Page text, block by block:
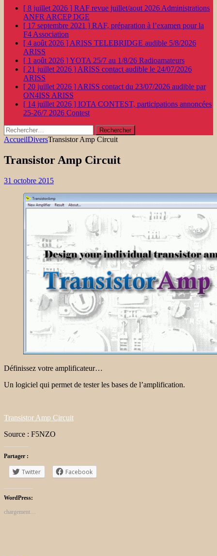
[ 8 juillet 2026 ] RAF revue juillet/aout 2026 Administrations
ANFR ARCEP DGE
[ 17 septembre 2021 ] RAF, préparation à l’examen pour la
F4 Association
[ 4 août 2026 ] ARISS TELEBRIDGE audible 5/8/2026
ARISS
[ 1 août 2026 ]YOTA 25/7 au 1/8/26 Radioamateurs
[ 21 juillet 2026 ] ARISS contact audible le 24/07/2026
ARISS
[ 20 juillet 2026 ] ARISS contact du 23/07/2026 audible par
ON4ISS ARISS
[ 14 juillet 2026 ] IOTA CONTEST, participations annoncées
25-26/7 2026 Contest
Rechercher :
AccueilDiversTransistor Amp Circuit
Transistor Amp Circuit
31 octobre 2015
Définissez votre amplificateur…
Un logiciel qui permet de tester les bases de l’amplification.
Transistor Amp Circuit
Source : F5NZO
Partager :
Twitter Facebook
WordPress:
chargement…